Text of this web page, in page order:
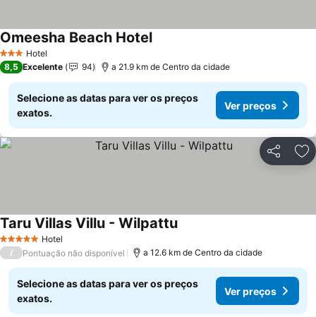
3 EstrelasHotel
Omeesha Beach HotelVer preços
8,5 Excelente 94 a 21.9 km de Centro da cidade
Selecione as datas para ver os preços
exatos.
Ver preços
Partilhar
5 Estrelas Hotel
Taru Villas Villu - WilpattuVer preços
/ Pontuação não disponível a 12.6 km de Centro da cidade
Selecione as datas para ver os preços
exatos.
Ver preços